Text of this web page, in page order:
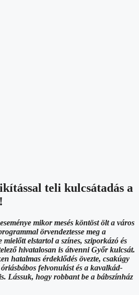
teli kulcsátadás a
mikor mesés köntöst ölt a város
örvendeztesse meg a
mielőtt elstartol a színes, sziporkázó és
hivatalosan is átvenni Győr kulcsát.
hatalmas érdeklődés övezte, csakúgy
felvonulást és a kavalkád-
Lássuk, hogy robbant be a bábszínház